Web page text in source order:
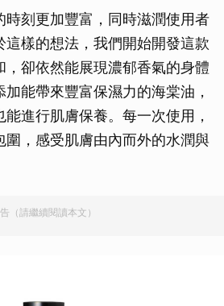
時刻更加豐富，同時滋潤使用者
這樣的想法，我們開始開發這款
，卻依然能展現濃郁香氣的身體
能帶來豐富保濕力的海棠油，
進行肌膚保養。每一次使用，
圍，感受肌膚由內而外的水潤與
（請繼續閱讀本文）